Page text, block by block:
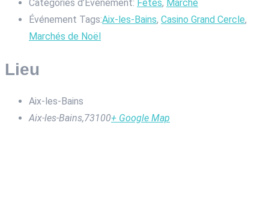
Catégories d’Événement: Fêtes, Marché
Événement Tags:Aix-les-Bains, Casino Grand Cercle,
Marchés de Noël
Lieu
Aix-les-Bains
Aix-les-Bains,73100+ Google Map